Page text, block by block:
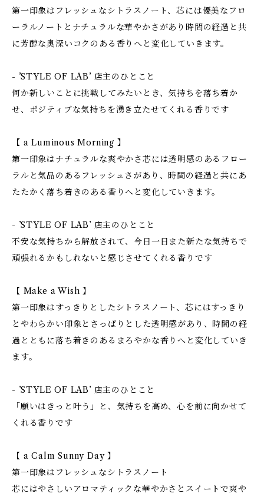
第一印象はフレッシュなシトラスノート、芯には優美なフロ
ーラルノートとナチュラルな華やかさがあり時間の経過と共
に芳醇な奥深いコクのある香りへと変化していきます。
- ’STYLE OF LAB’ 店主のひとこと
何か新しいことに挑戦してみたいとき、気持ちを落ち着か
せ、ポジティブな気持ちを湧き立たせてくれる香りです
【 a Luminous Morning 】
第一印象はナチュラルな爽やかさ芯には透明感のあるフロー
ラルと気品のあるフレッシュさがあり、時間の経過と共にあ
たたかく落ち着きのある香りへと変化していきます。
- ’STYLE OF LAB’ 店主のひとこと
不安な気持ちから解放されて、今日一日また新たな気持ちで
頑張れるかもしれないと感じさせてくれる香りです
【 Make a Wish 】
第一印象はすっきりとしたシトラスノート、芯にはすっきり
とやわらかい印象とさっぱりとした透明感があり、時間の経
過とともに落ち着きのあるまろやかな香りへと変化していき
ます。
- ’STYLE OF LAB’ 店主のひとこと
「願いはきっと叶う」と、気持ちを高め、心を前に向かせて
くれる香りです
【 a Calm Sunny Day 】
第一印象はフレッシュなシトラスノート
芯にはやさしいアロマティックな華やかさとスイートで爽や